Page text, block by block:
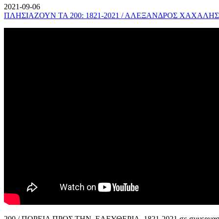
2021-09-06
ΠΛΗΣΙΑΖΟΥΝ ΤΑ 200: 1821-2021 / ΑΛΕΞΑΝΔΡΟΣ ΧΑΧΑΛΗΣ